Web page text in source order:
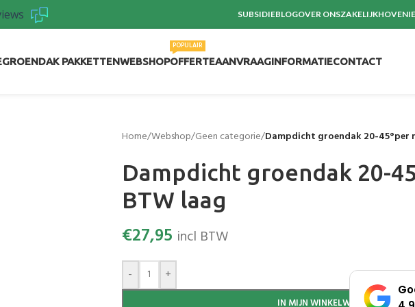
SUBSIDIEBLOGOVER ONSZAKELIJK
GROENDAK PAKKETTENWEBSHOPOFFERTEAANVRAAG
POPULAIR
INFORMATIECONTACT
Home/Webshop/Geen categorie/Dampdicht groendak 20-45°per
Dampdicht groendak 20-
BTW laag
€27,95 incl BTW
- +
IN MIJN WINKELWAGEN